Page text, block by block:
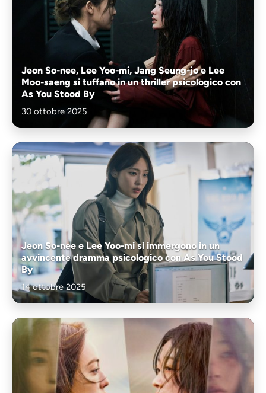
Jeon So-nee, Lee Yoo-mi, Jang Seung-jo e Lee
Moo-saeng si tuffano in un thriller psicologico con
As You Stood By
30 ottobre 2025
Jeon So-nee e Lee Yoo-mi si immergono in un
avvincente dramma psicologico con As You Stood
By
14 ottobre 2025